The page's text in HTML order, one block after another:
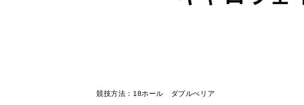
競技方法：18ホール ダブルぺリア